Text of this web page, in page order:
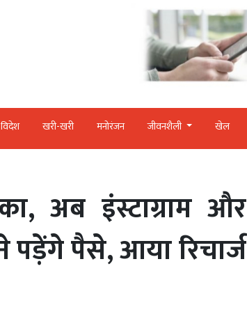
विदेश खरी-खरी मनोरंजन जीवनशैली खेल
अब इंस्टाग्राम और
पैसे, आया रिचार्ज